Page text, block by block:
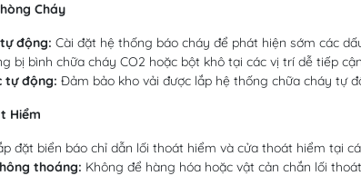
Cháy
động: Cài đặt hệ thống báo cháy để phát hiện sớm các
bị bình chữa cháy CO2 hoặc bột khô tại các vị trí dễ tiếp
tự động: Đảm bảo kho vải được lắp hệ thống chữa cháy tự
Hiểm
đặt biển báo chỉ dẫn lối thoát hiểm và cửa thoát hiểm tại
thoáng: Không để hàng hóa hoặc vật cản chắn lối